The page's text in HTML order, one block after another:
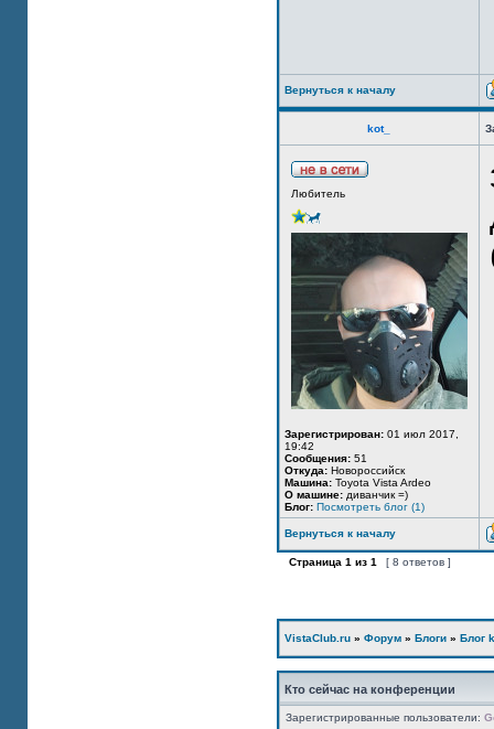
Вернуться к началу
kot_
Любитель
Зарегистрирован: 01 июл 2017,
19:42
Сообщения: 51
Откуда: Новороссийск
Машина: Toyota Vista Ardeo
О машине: диванчик =)
Блог: Посмотреть блог (1)
Вернуться к началу
Страница 1 из 1 [ 8 ответов ]
VistaClub.ru » Форум » Блоги » Блог
Кто сейчас на конференции
Зарегистрированные пользователи: